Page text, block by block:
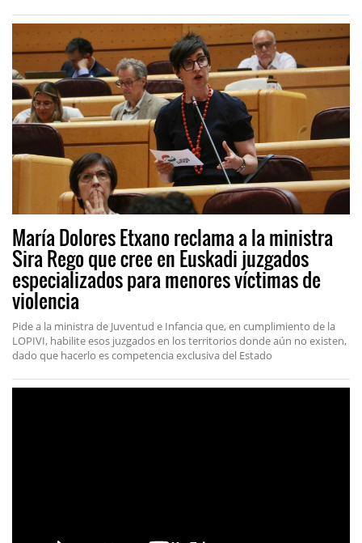
María Dolores Etxano reclama a la ministra
Sira Rego que cree en Euskadi juzgados
especializados para menores víctimas de
violencia
Pide a la ministra de Juventud e Infancia que, en cumplimiento de la
LOPIVI, habilite esos juzgados en los territorios donde aún no existen,
dado que hacerlo es competencia exclusiva del Estado